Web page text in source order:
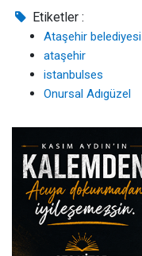
Etiketler :
Ataşehir belediyesi
ataşehir
istanbulses
Onursal Adıgüzel